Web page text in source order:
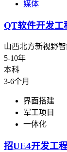
媒体
QT软件开发工
山西北方新视野
5-10年
本科
3-6个月
界面搭建
军工项目
一体化
招UE4开发工